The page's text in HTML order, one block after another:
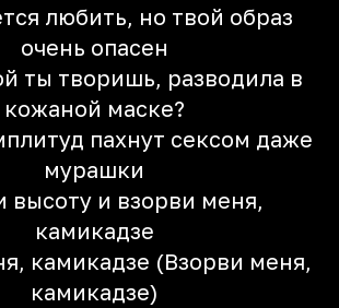
любить, но твой образ
очень опасен
ты творишь, разводила в
кожаной маске?
пахнут сексом даже
мурашки
высоту и взорви меня,
камикадзе
камикадзе (Взорви меня,
камикадзе)